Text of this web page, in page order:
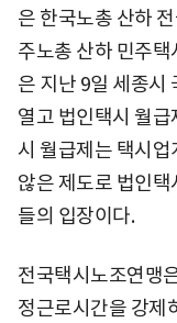
은 한국노총 산하
주노총 산하 민주
은 지난 9일 세종시
열고 법인택시 월
시 월급제는 택시업
않은 제도로 법인택
들의 입장이다.
전국택시노조연맹
정근로시간을 강제